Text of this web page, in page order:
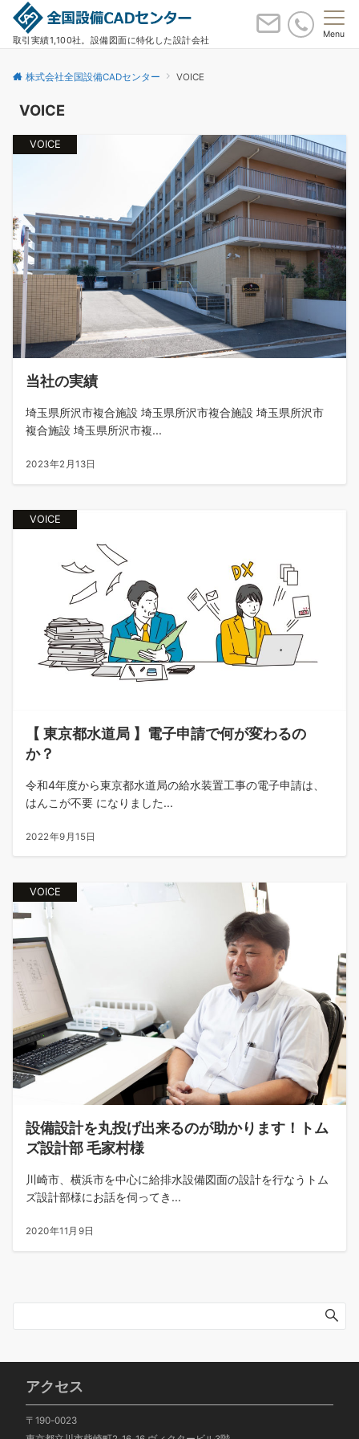
取引実績1,100社。設備図面に特化した設計会社
Menu
株式会社全国設備CADセンター VOICE
VOICE
VOICE
当社の実績
埼玉県所沢市複合施設 埼玉県所沢市複合施設 埼玉県所沢市
複合施設 埼玉県所沢市複...
2023年2月13日
VOICE
【 東京都水道局 】電子申請で何が変わるの
か？
令和4年度から東京都水道局の給水装置工事の電子申請は、
はんこが不要 になりました...
2022年9月15日
VOICE
設備設計を丸投げ出来るのが助かります！トム
ズ設計部 毛家村様
川崎市、横浜市を中心に給排水設備図面の設計を行なうトム
ズ設計部様にお話を伺ってき...
2020年11月9日
アクセス
〒190-0023